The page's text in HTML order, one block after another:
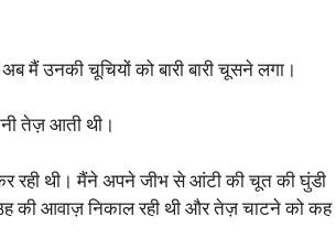
मैं उनकी चूचियों को बारी बारी चूसने लगा।
तेज़ आती थी।
रही थी। मैंने अपने जीभ से आंटी की चूत की घुंडी
की आवाज़ निकाल रही थी और तेज़ चाटने को कह